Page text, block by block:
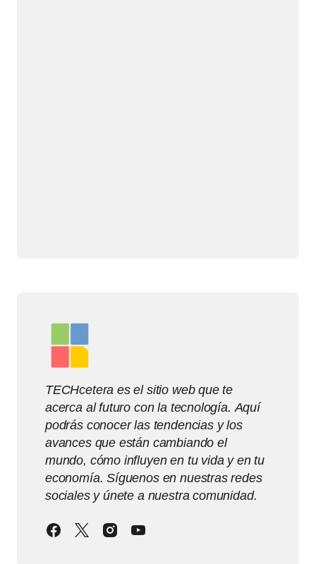
TECHcetera es el sitio web que te
acerca al futuro con la tecnología. Aquí
podrás conocer las tendencias y los
avances que están cambiando el
mundo, cómo influyen en tu vida y en tu
economía. Síguenos en nuestras redes
sociales y únete a nuestra comunidad.